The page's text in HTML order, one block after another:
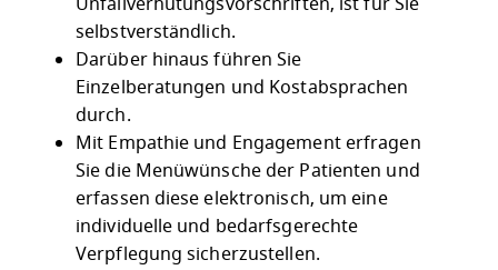
selbstverständlich.
Darüber hinaus führen Sie
Einzelberatungen und Kostabsprachen
durch.
Mit Empathie und Engagement erfragen
Sie die Menüwünsche der Patienten und
erfassen diese elektronisch, um eine
individuelle und bedarfsgerechte
Verpflegung sicherzustellen.